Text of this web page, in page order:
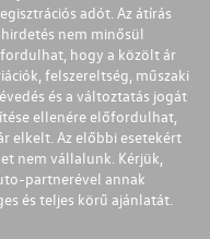
adót. Az átírás
nem minősül
hogy a közölt ár
felszereltség, műszaki
és a változtatás jogát
ellenére előfordulhat,
elkelt. Az előbbi esetekért
nem vállalunk. Kérjük,
partnerével annak
és teljes körű ajánlatát.